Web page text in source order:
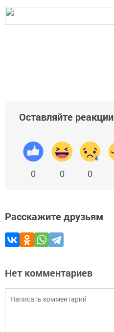
Оставляйте реакции
0 0 0
Расскажите друзьям
Нет комментариев